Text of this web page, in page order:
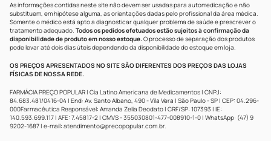
As informações contidas neste site não devem ser usadas para automedicação e não
substituem, em hipótese alguma, as orientações dadas pelo profissional da área médica.
Somente o médico está apto a diagnosticar qualquer problema de saúde e prescrever o
tratamento adequado. Todos os pedidos efetuados estão sujeitos à confirmação da
disponibilidade de produto em nosso estoque.O processo de separação dos produtos
pode levar até dois dias úteis dependendo da disponibilidade do estoque em loja.
OS PREÇOS APRESENTADOS NO SITE SÃO DIFERENTES DOS PREÇOS DAS LOJAS
FÍSICAS DE NOSSA REDE.
FARMÁCIA PREÇO POPULAR | Cia Latino Americana de Medicamentos | CNPJ:
84.683.481/0416-04 | End: Av. Santo Albano, 490 - Vila Vera | São Paulo - SP | CEP: 04.296-
000Farmacêutica Responsável: Amanda Zelia Deodato | CRF/SP: 107393 | IE:
140.593.699.117 | AFE: 7.45817-2 | CMVS - 355030801-477-008910-1-0 | WhatsApp: (47) 9
9202-1687 | e-mail: atendimento@precopopular.com.br.